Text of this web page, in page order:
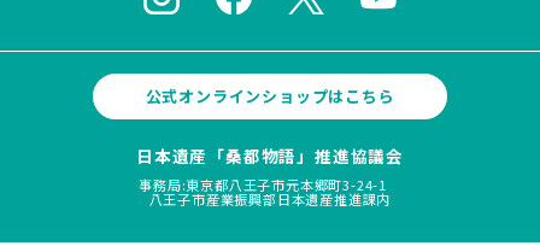
公式オンラインショップはこちら
日本遺産「桑都物語」推進協議会
事務局:東京都八王子市元本郷町3-24-1
八王子市産業振興部日本遺産推進課内